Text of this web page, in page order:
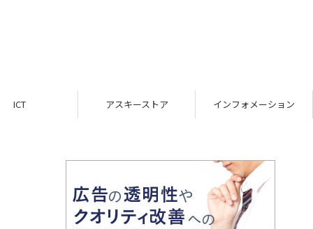
ICT アスキーストア インフォメーション